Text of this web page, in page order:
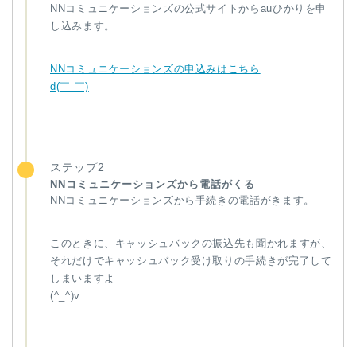
NNコミュニケーションズの公式サイトからauひかりを申
し込みます。
NNコミュニケーションズの申込みはこちら
d(￣ ￣)
ステップ2
NNコミュニケーションズから電話がくる
NNコミュニケーションズから手続きの電話がきます。
このときに、キャッシュバックの振込先も聞かれますが、
それだけでキャッシュバック受け取りの手続きが完了して
しまいますよ
(^_^)v